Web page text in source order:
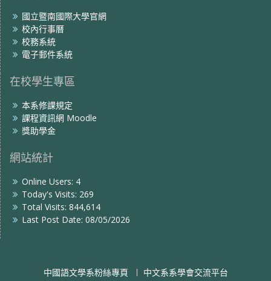
國立暨南國際大學官網
校內行事曆
校務系統
電子郵件系統
在校學生專區
本系修課規定
課程資訊網 Moodle
獎助學金
網站統計
Online Users: 4
Today's Visits: 269
Total Visits: 844,614
Last Post Date: 08/05/2026
中國語文學系粉絲專頁
中文系系學會交流平台